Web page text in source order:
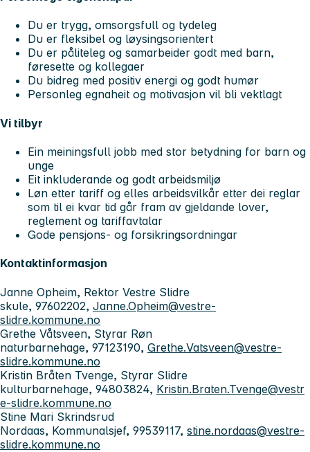
Du er trygg, omsorgsfull og tydeleg
Du er fleksibel og løysingsorientert
Du er påliteleg og samarbeider godt med barn,
føresette og kollegaer
Du bidreg med positiv energi og godt humør
Personleg egnaheit og motivasjon vil bli vektlagt
Vi tilbyr
Ein meiningsfull jobb med stor betydning for barn og
unge
Eit inkluderande og godt arbeidsmiljø
Løn etter tariff og elles arbeidsvilkår etter dei reglar
som til ei kvar tid går fram av gjeldande lover,
reglement og tariffavtalar
Gode pensjons- og forsikringsordningar
Kontaktinformasjon
Janne Opheim, Rektor Vestre Slidre
skule, 97602202, Janne.Opheim@vestre-
slidre.kommune.no
Grethe Våtsveen, Styrar Røn
naturbarnehage, 97123190, Grethe.Vatsveen@vestre-
slidre.kommune.no
Kristin Bråten Tvenge, Styrar Slidre
kulturbarnehage, 94803824, Kristin.Braten.Tvenge@vestr
e-slidre.kommune.no
Stine Mari Skrindsrud
Nordaas, Kommunalsjef, 99539117, stine.nordaas@vestre-
slidre.kommune.no